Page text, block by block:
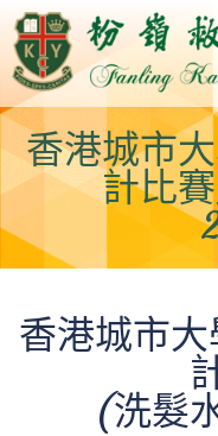
香港城市
計比
香港城市
(洗髮